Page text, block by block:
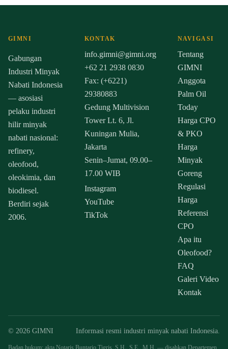
GIMNI
Gabungan
Industri Minyak
Nabati Indonesia
— asosiasi
pelaku industri
hilir minyak
nabati nasional:
refinery,
oleofood,
oleokimia, dan
biodiesel.
Berdiri sejak
2006.
KONTAK
info.gimni@gimni.org
+62 21 2938 0830
Fax: (+6221)
29380883
Gedung Multivision
Tower Lt. 6, Jl.
Kuningan Mulia,
Jakarta
Senin–Jumat, 09.00–
17.00 WIB
Instagram
YouTube
TikTok
NAVIGASI
Tentang
GIMNI
Anggota
Palm Oil
Today
Harga CPO
& PKO
Harga
Minyak
Goreng
Regulasi
Harga
Referensi
CPO
Apa itu
Oleofood?
FAQ
Galeri Video
Kontak
© 2026 GIMNI Informasi resmi industri minyak nabati Indonesia.
Badan hukum: akta Notaris Buntario Tigris, S.H., S.E., M.H. — disahkan Departemen